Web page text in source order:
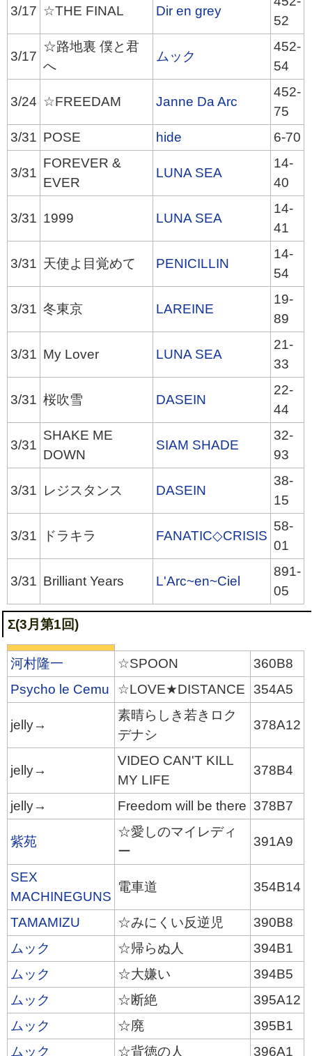
3/17 ☆THE FINAL Dir en grey
52
3/17
☆路地裏 僕と君
へ
ムック
452-
54
3/24 ☆FREEDAM Janne Da Arc
452-
75
3/31 POSE hide 6-70
3/31
FOREVER &
EVER
LUNA SEA
14-
40
3/31 1999 LUNA SEA
14-
41
3/31 天使よ目覚めて PENICILLIN
14-
54
3/31 冬東京 LAREINE
19-
89
3/31 My Lover LUNA SEA
21-
33
3/31 桜吹雪 DASEIN
22-
44
3/31
SHAKE ME
DOWN
SIAM SHADE
32-
93
3/31 レジスタンス DASEIN
38-
15
3/31 ドラキラ FANATIC◇CRISIS
58-
01
3/31 Brilliant Years L'Arc~en~Ciel
891-
05
Σ(3月第1回)
河村隆一 ☆SPOON
360B8
Psycho le Cemu
☆LOVE★DISTANCE 354A5
jelly→
素晴らしき若きロク
デナシ
378A12
jelly→
VIDEO CAN'T KILL
MY LIFE
378B4
jelly→ Freedom will be there 378B7
紫苑
☆愛しのマイレディ
ー
391A9
SEX
MACHINEGUNS
電車道 354B14
TAMAMIZU ☆みにくい反逆児
390B8
ムック
☆帰らぬ人
394B1
ムック
☆大嫌い
394B5
ムック
☆断絶
395A12
ムック
☆廃
395B1
ムック
☆背徳の人 396A1